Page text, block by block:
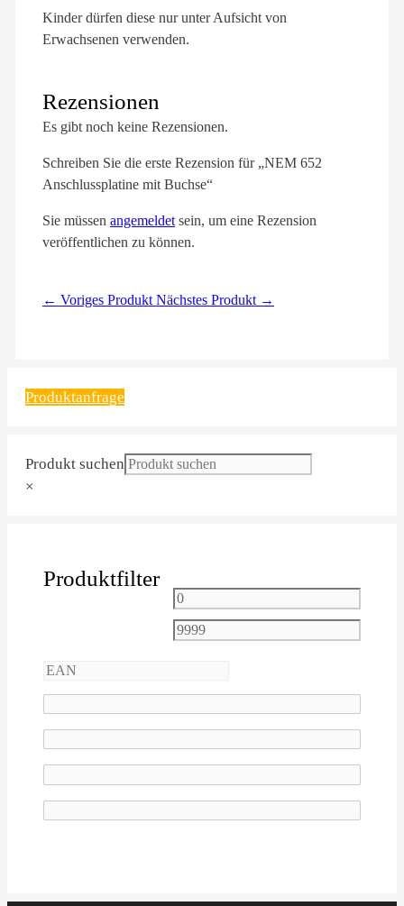
Kinder dürfen diese nur unter Aufsicht von
Erwachsenen verwenden.
Rezensionen
Es gibt noch keine Rezensionen.
Schreiben Sie die erste Rezension für „NEM 652
Anschlussplatine mit Buchse“
Sie müssen angemeldet sein, um eine Rezension
veröffentlichen zu können.
← Voriges Produkt Nächstes Produkt →
Produktanfrage
Produkt suchen
×
Produktfilter